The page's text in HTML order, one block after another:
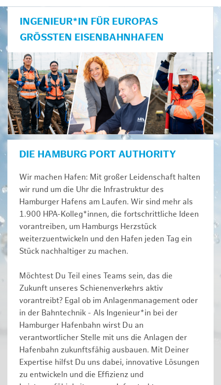
INGENIEUR*IN FÜR EUROPAS
GRÖSSTEN EISENBAHNHAFEN
DIE HAMBURG PORT AUTHORITY
Wir machen Hafen: Mit großer Leidenschaft halten
wir rund um die Uhr die Infrastruktur des
Hamburger Hafens am Laufen. Wir sind mehr als
1.900 HPA-Kolleg*innen, die fortschrittliche Ideen
vorantreiben, um Hamburgs Herzstück
weiterzuentwickeln und den Hafen jeden Tag ein
Stück nachhaltiger zu machen.
Möchtest Du Teil eines Teams sein, das die
Zukunft unseres Schienenverkehrs aktiv
vorantreibt? Egal ob im Anlagenmanagement oder
in der Bahntechnik - Als Ingenieur*in bei der
Hamburger Hafenbahn wirst Du an
verantwortlicher Stelle mit uns die Anlagen der
Hafenbahn zukunftsfähig ausbauen. Mit Deiner
Expertise hilfst Du uns dabei, innovative Lösungen
zu entwickeln und die Effizienz und